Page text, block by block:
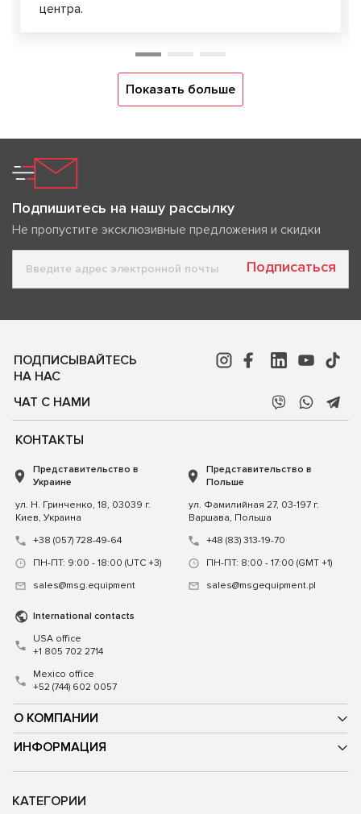
центра.
Показать больше
Подпишитесь на нашу рассылку
Не пропустите эксклюзивные предложения и скидки
Подписаться
ПОДПИСЫВАЙТЕСЬ
НА НАС
ЧАТ С НАМИ
О КОМПАНИИ
ИНФОРМАЦИЯ
КОНТАКТЫ
Представительство в
Украине
ул. Н. Гринченко, 18, 03039 г.
Киев, Украина
+38 (057) 728-49-64
ПН-ПТ: 9:00 - 18:00 (UTC +3)
sales@msg.equipment
Представительство в
Польше
ул. Фамилийная 27, 03-197 г.
Варшава, Польша
+48 (83) 313-19-70
ПН-ПТ: 8:00 - 17:00 (GMT +1)
sales@msgequipment.pl
International contacts
USA office
+1 805 702 2714
Mexico office
+52 (744) 602 0057
КАТЕГОРИИ